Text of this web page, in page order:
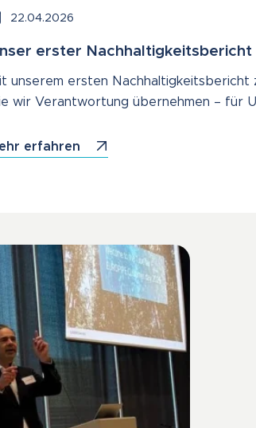
22.04.2026
erster Nachhaltigkeitsbericht
unserem ersten
wir Verantwortung übernehmen – für
erfahren